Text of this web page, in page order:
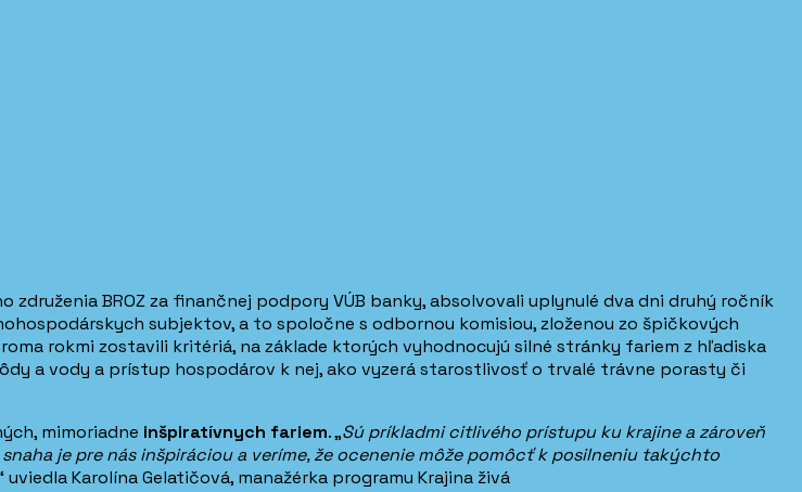
združenia BROZ za finančnej podpory VÚB banky, absolvovali uplynulé dva dni druhý ročník
subjektov, a to spoločne s odbornou komisiou, zloženou zo špičkových
rokmi zostavili kritériá, na základe ktorých vyhodnocujú silné stránky fariem z hľadiska
a vody a prístup hospodárov k nej, ako vyzerá starostlivosť o trvalé trávne porasty či
mimoriadne inšpiratívnych fariem. „Sú príkladmi citlivého prístupu ku krajine a zároveň
je pre nás inšpiráciou a veríme, že ocenenie môže pomôcť k posilneniu takýchto
uviedla Karolína Gelatičová, manažérka programu Krajina živá